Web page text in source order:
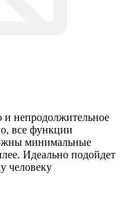
и непродолжительное
все функции
минимальные
Идеально подойдет
человеку